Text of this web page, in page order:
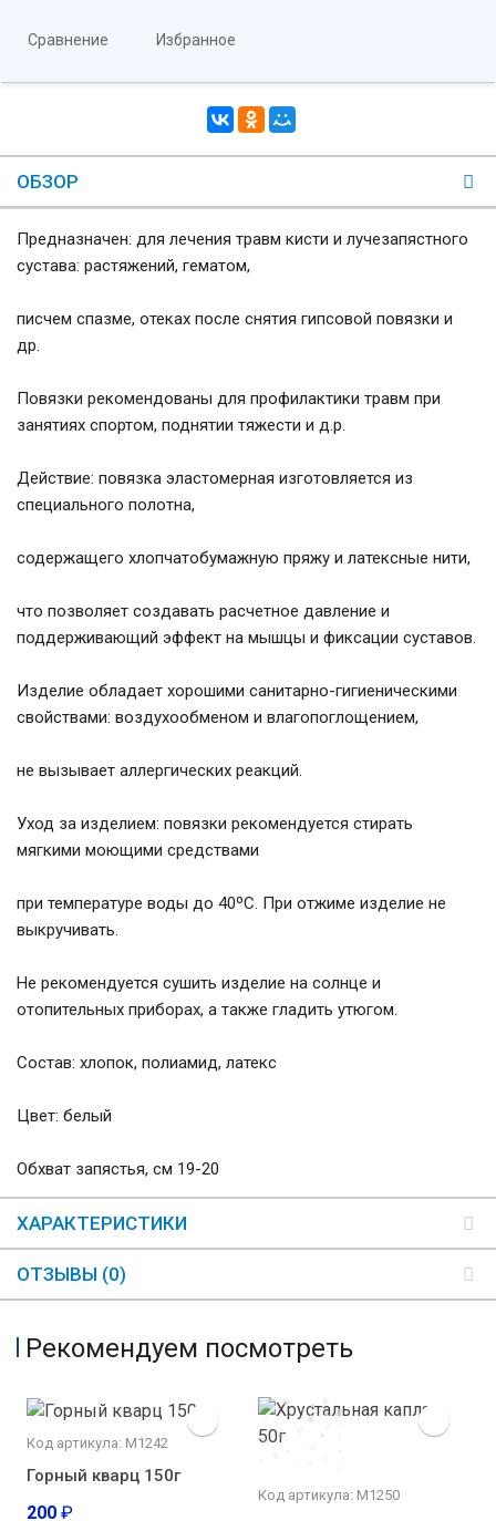
Сравнение Избранное
ОБЗОР
Предназначен: для лечения травм кисти и лучезапястного
сустава: растяжений, гематом,
писчем спазме, отеках после снятия гипсовой повязки и
др.
Повязки рекомендованы для профилактики травм при
занятиях спортом, поднятии тяжести и д.р.
Действие: повязка эластомерная изготовляется из
специального полотна,
содержащего хлопчатобумажную пряжу и латексные нити,
что позволяет создавать расчетное давление и
поддерживающий эффект на мышцы и фиксации суставов.
Изделие обладает хорошими санитарно-гигиеническими
свойствами: воздухообменом и влагопоглощением,
не вызывает аллергических реакций.
Уход за изделием: повязки рекомендуется стирать
мягкими моющими средствами
при температуре воды до 40ºC. При отжиме изделие не
выкручивать.
Не рекомендуется сушить изделие на солнце и
отопительных приборах, а также гладить утюгом.
Состав: хлопок, полиамид, латекс
Цвет: белый
Обхват запястья, см 19-20
ХАРАКТЕРИСТИКИ
ОТЗЫВЫ (0)
Рекомендуем посмотреть
Код артикула: М1242
Горный кварц 150г
200 ₽
Код артикула: М1250